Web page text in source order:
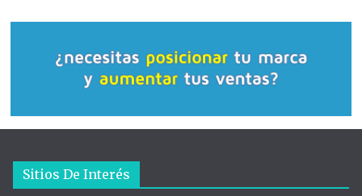
Sitios De Interés